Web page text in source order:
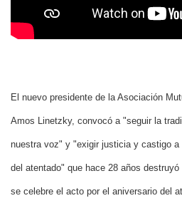
El nuevo presidente de la Asociación
Amos Linetzky, convocó a "seguir la
nuestra voz" y "exigir justicia y castigo
del atentado" que hace 28 años
se celebre el acto por el aniversario del